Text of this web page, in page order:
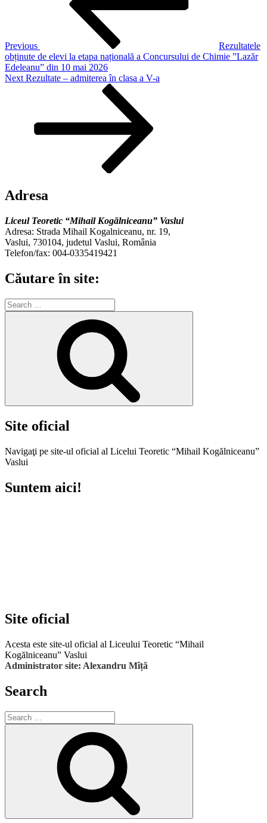
Previous
Rezultatele
obținute de elevi la etapa națională a Concursului de Chimie ”Lazăr
Edeleanu” din 10 mai 2026
Next
Next Rezultate – admiterea în clasa a V-a
Adresa
Liceul Teoretic “Mihail Kogãlniceanu” Vaslui
Adresa: Strada Mihail Kogalniceanu, nr. 19,
Vaslui, 730104, judetul Vaslui, România
Telefon/fax: 004-0335419421
Căutare în site:
Search
for:
Site oficial
Navigaţi pe site-ul oficial al Licelui Teoretic “Mihail Kogălniceanu”
Vaslui
Suntem aici!
Site oficial
Acesta este site-ul oficial al Liceului Teoretic “Mihail
Kogălniceanu” Vaslui
Administrator site: Alexandru Mîță
Search
Search
for: